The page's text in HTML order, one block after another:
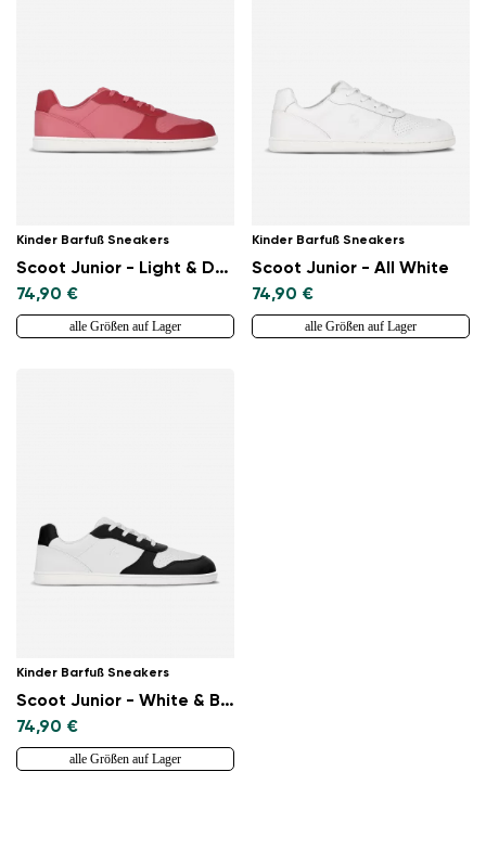
Kinder Barfuß Sneakers
Scoot Junior - Light & Dark Pink
74,90 €
alle Größen auf Lager
Kinder Barfuß Sneakers
Scoot Junior - All White
74,90 €
alle Größen auf Lager
Kinder Barfuß Sneakers
Scoot Junior - White & Black
74,90 €
alle Größen auf Lager